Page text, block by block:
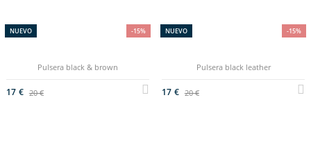
-15%
NUEVO
Pulsera black & brown
17 € 20 €
-15%
NUEVO
Pulsera black leather
17 € 20 €